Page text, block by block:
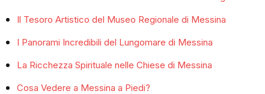
Il Tesoro Artistico del Museo Regionale di Messina
I Panorami Incredibili del Lungomare di Messina
La Ricchezza Spirituale nelle Chiese di Messina
Cosa Vedere a Messina a Piedi?